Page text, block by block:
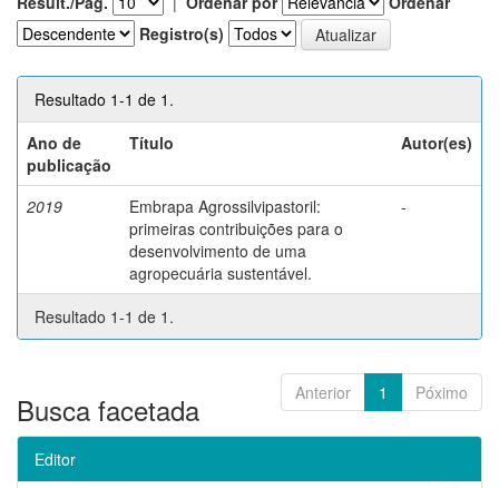
Registro(s)
Resultado 1-1 de 1.
Ano de
publicação
Título Autor(es)
2019
Embrapa Agrossilvipastoril:
primeiras contribuições para o
desenvolvimento de uma
agropecuária sustentável.
-
Resultado 1-1 de 1.
Anterior 1 Póximo
Busca facetada
Editor